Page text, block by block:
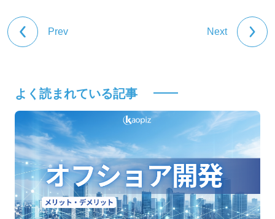
Prev Next
よく読まれている記事